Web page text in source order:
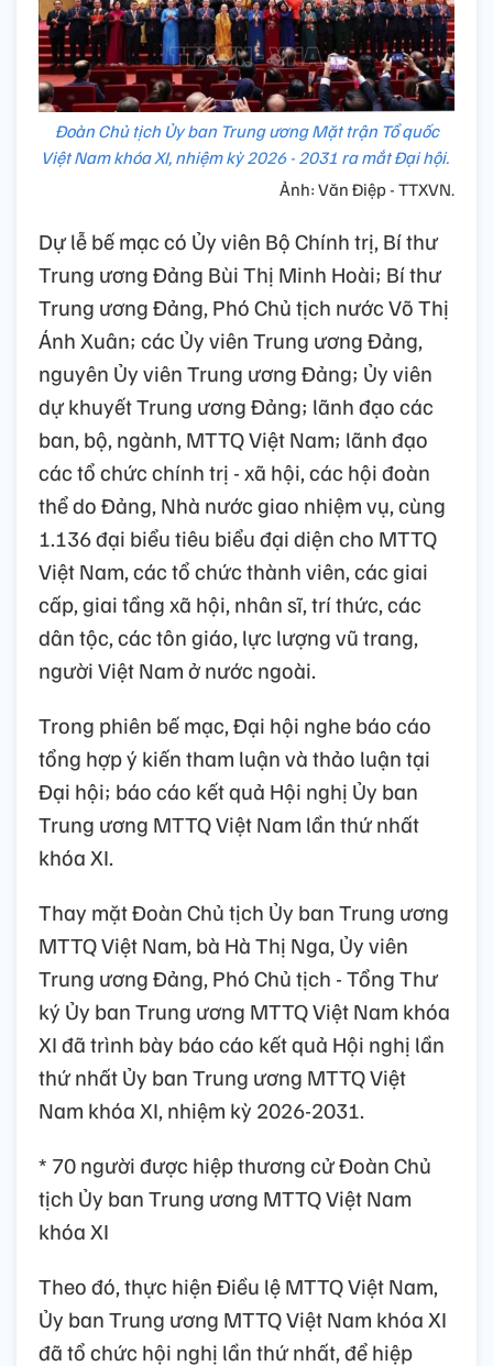
Đoàn Chủ tịch Ủy ban Trung ương Mặt trận Tổ quốc
Việt Nam khóa XI, nhiệm kỳ 2026 - 2031 ra mắt Đại hội.
Ảnh: Văn Điệp - TTXVN.
Dự lễ bế mạc có Ủy viên Bộ Chính trị, Bí thư
Trung ương Đảng Bùi Thị Minh Hoài; Bí thư
Trung ương Đảng, Phó Chủ tịch nước Võ Thị
Ánh Xuân; các Ủy viên Trung ương Đảng,
nguyên Ủy viên Trung ương Đảng; Ủy viên
dự khuyết Trung ương Đảng; lãnh đạo các
ban, bộ, ngành, MTTQ Việt Nam; lãnh đạo
các tổ chức chính trị - xã hội, các hội đoàn
thể do Đảng, Nhà nước giao nhiệm vụ, cùng
1.136 đại biểu tiêu biểu đại diện cho MTTQ
Việt Nam, các tổ chức thành viên, các giai
cấp, giai tầng xã hội, nhân sĩ, trí thức, các
dân tộc, các tôn giáo, lực lượng vũ trang,
người Việt Nam ở nước ngoài.
Trong phiên bế mạc, Đại hội nghe báo cáo
tổng hợp ý kiến tham luận và thảo luận tại
Đại hội; báo cáo kết quả Hội nghị Ủy ban
Trung ương MTTQ Việt Nam lần thứ nhất
khóa XI.
Thay mặt Đoàn Chủ tịch Ủy ban Trung ương
MTTQ Việt Nam, bà Hà Thị Nga, Ủy viên
Trung ương Đảng, Phó Chủ tịch - Tổng Thư
ký Ủy ban Trung ương MTTQ Việt Nam khóa
XI đã trình bày báo cáo kết quả Hội nghị lần
thứ nhất Ủy ban Trung ương MTTQ Việt
Nam khóa XI, nhiệm kỳ 2026-2031.
* 70 người được hiệp thương cử Đoàn Chủ
tịch Ủy ban Trung ương MTTQ Việt Nam
khóa XI
Theo đó, thực hiện Điều lệ MTTQ Việt Nam,
Ủy ban Trung ương MTTQ Việt Nam khóa XI
đã tổ chức hội nghị lần thứ nhất, để hiệp